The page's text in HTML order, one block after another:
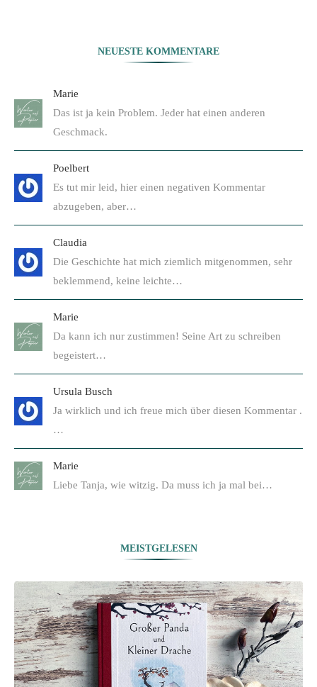
NEUESTE KOMMENTARE
Marie
Das ist ja kein Problem. Jeder hat einen anderen
Geschmack.
Poelbert
Es tut mir leid, hier einen negativen Kommentar
abzugeben, aber…
Claudia
Die Geschichte hat mich ziemlich mitgenommen, sehr
beklemmend, keine leichte…
Marie
Da kann ich nur zustimmen! Seine Art zu schreiben
begeistert…
Ursula Busch
Ja wirklich und ich freue mich über diesen Kommentar .
…
Marie
Liebe Tanja, wie witzig. Da muss ich ja mal bei…
MEISTGELESEN